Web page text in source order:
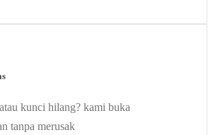
kunci hilang? kami buka
tanpa merusak